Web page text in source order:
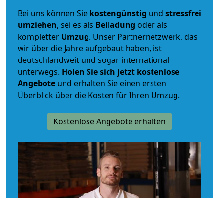
Bei uns können Sie kostengünstig und stressfrei
umziehen, sei es als Beiladung oder als
kompletter Umzug. Unser Partnernetzwerk, das
wir über die Jahre aufgebaut haben, ist
deutschlandweit und sogar international
unterwegs. Holen Sie sich jetzt kostenlose
Angebote und erhalten Sie einen ersten
Überblick über die Kosten für Ihren Umzug.
Kostenlose Angebote erhalten